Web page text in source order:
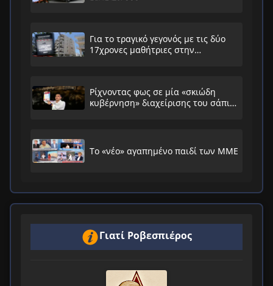
Για το τραγικό γεγονός με τις δύο
17χρονες μαθήτριες στην
Ρίχνοντας φως σε μία «σκιώδη
κυβέρνηση» διαχείρισης του σάπιου
Το «νέο» αγαπημένο παιδί των ΜΜΕ
Γιατί Ροβεσπιέρος